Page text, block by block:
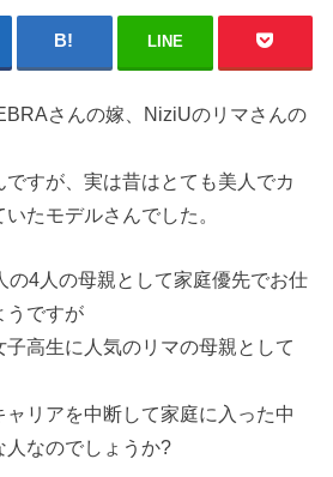
LINE
さんの嫁、NiziUのリマさんの
ですが、実は昔はとても美人でカ
たモデルさんでした。
の4人の母親として家庭優先でお仕
うですが
高生に人気のリマの母親として
ャリアを中断して家庭に入った中
人なのでしょうか?